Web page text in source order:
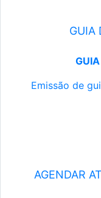
GUIA
Emissão de
AGENDAR